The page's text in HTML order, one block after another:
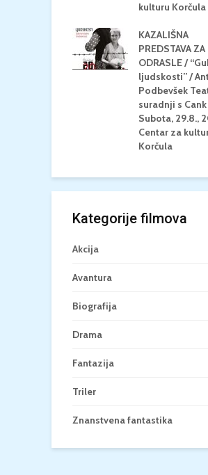
kulturu Korčula
KAZALIŠNA
PREDSTAVA ZA
ODRASLE /
ljudskosti” /
Podbevšek
suradnji s
Subota, 29.8.,
Centar za
Korčula
Kategorije filmova
Akcija
Avantura
Biografija
Drama
Fantazija
Triler
Znanstvena fantastika